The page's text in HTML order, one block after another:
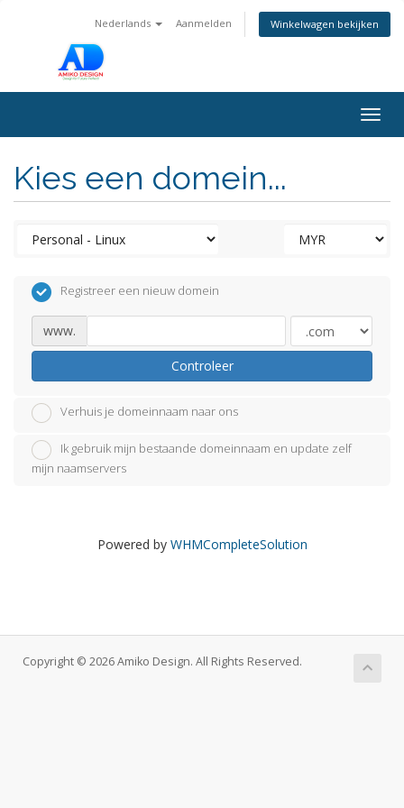
Nederlands Aanmelden Winkelwagen bekijken
Kies een domein...
Registreer een nieuw domein
www.
Controleer
Verhuis je domeinnaam naar ons
Ik gebruik mijn bestaande domeinnaam en update zelf
mijn naamservers
Powered by WHMCompleteSolution
Copyright © 2026 Amiko Design. All Rights Reserved.